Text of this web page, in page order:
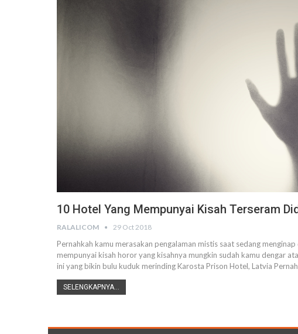
10 Hotel Yang Mempunyai Kisah Terseram
RALALICOM 29 Oct 2018
Pernahkah kamu merasakan pengalaman mistis saat sedang
mempunyai kisah horor yang kisahnya mungkin sudah kamu dengar
ini yang bikin bulu kuduk merinding Karosta Prison Hotel, Latvia
SELENGKAPNYA...